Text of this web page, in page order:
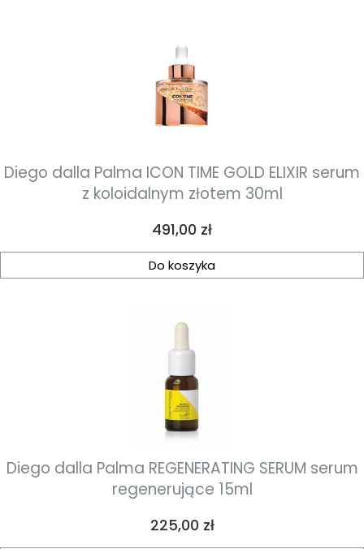
Diego dalla Palma ICON TIME GOLD ELIXIR serum
z koloidalnym złotem 30ml
Cena
491,00 zł
Do koszyka
Diego dalla Palma REGENERATING SERUM serum
regenerujące 15ml
Cena
225,00 zł